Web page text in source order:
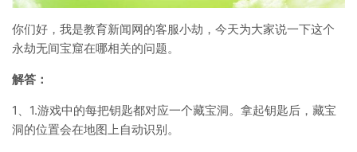
你们好，我是教育新闻网的客服小劫，今天为大家说一下这个
永劫无间宝窟在哪相关的问题。
解答：
1、1.游戏中的每把钥匙都对应一个藏宝洞。拿起钥匙后，藏宝
洞的位置会在地图上自动识别。